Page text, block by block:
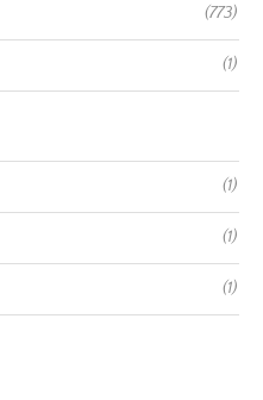
(773)
(1)
(1)
(1)
(1)